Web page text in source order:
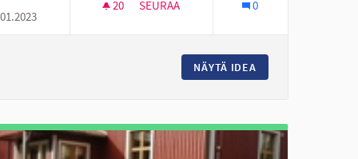
YLISTAROON
JA MUITA KESÄISIÄ AKTIVITEETTEJA YLISTAROON
20 20 SEURAAJAA
SEURAA 0
NÄYTÄ IDEA